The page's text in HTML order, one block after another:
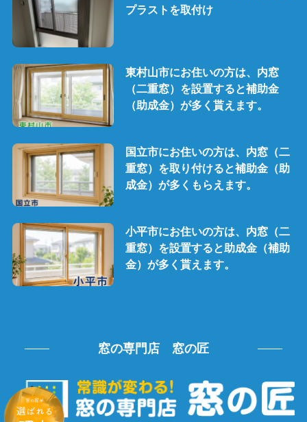
プラストを取付け
東村山市にお住いの方は、内窓
（二重窓）を設置すると補助金
（助成金）が多く貰えます。
国立市にお住いの方は、内窓（二
重窓）を取り付けると補助金（助
成金）が多くもらえます。
小平市にお住いの方は、内窓（二
重窓）を設置すると助成金（補助
金）が多く貰えます。
窓の専門店 窓の匠